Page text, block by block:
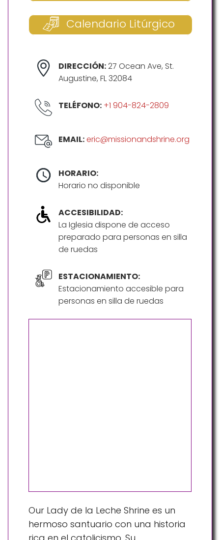
Calendario Litúrgico
DIRECCIÓN:27 Ocean Ave, St.
Augustine, FL 32084
TELÉFONO: +1 904-824-2809
EMAIL:eric@missionandshrine.org
HORARIO:
Horario no disponible
ACCESIBILIDAD:
La Iglesia dispone de acceso
preparado para personas en silla
de ruedas
ESTACIONAMIENTO:
Estacionamiento accesible para
personas en silla de ruedas
Our Lady de la Leche Shrine es un
hermoso santuario con una historia